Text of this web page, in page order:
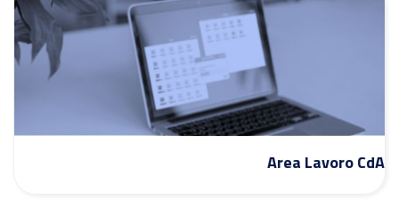
Area Lavoro CdA